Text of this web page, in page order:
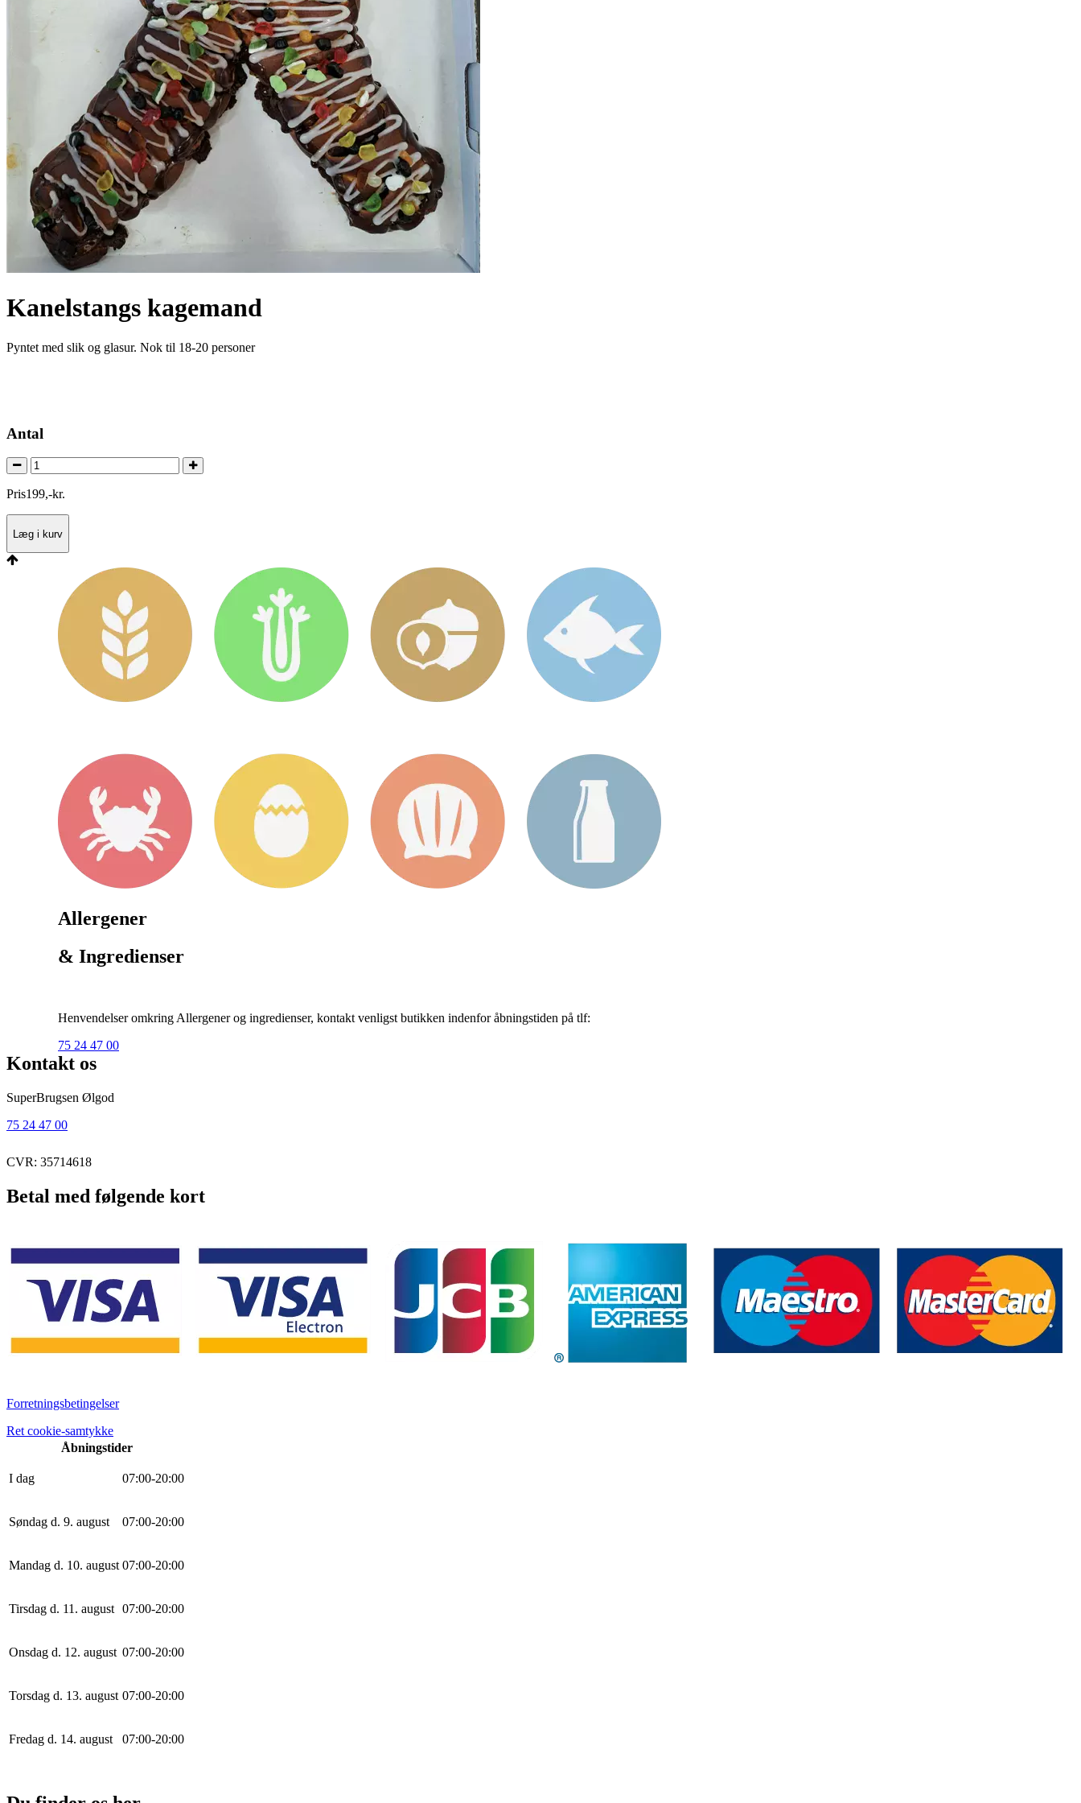
Kanelstangs kagemand
Pyntet med slik og glasur. Nok til 18-20 personer
Antal
Pris199,-kr.
Læg i kurv
Allergener
& Ingredienser
Henvendelser omkring Allergener og ingredienser, kontakt venligst butikken indenfor åbningstiden på tlf:
75 24 47 00
Kontakt os
SuperBrugsen Ølgod
75 24 47 00
CVR: 35714618
Betal med følgende kort
Forretningsbetingelser
Ret cookie-samtykke
Åbningstider
I dag 07:00-20:00
Søndag d. 9. august 07:00-20:00
Mandag d. 10. august 07:00-20:00
Tirsdag d. 11. august 07:00-20:00
Onsdag d. 12. august 07:00-20:00
Torsdag d. 13. august 07:00-20:00
Fredag d. 14. august 07:00-20:00